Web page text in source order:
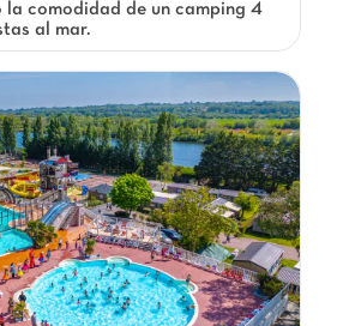
la comodidad de un camping 4
al mar.